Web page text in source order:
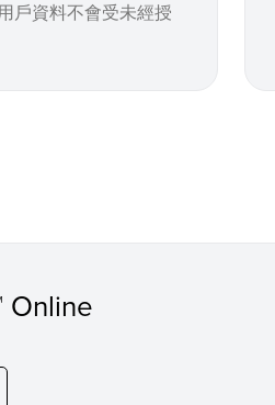
戶資料不會受未經授
Online